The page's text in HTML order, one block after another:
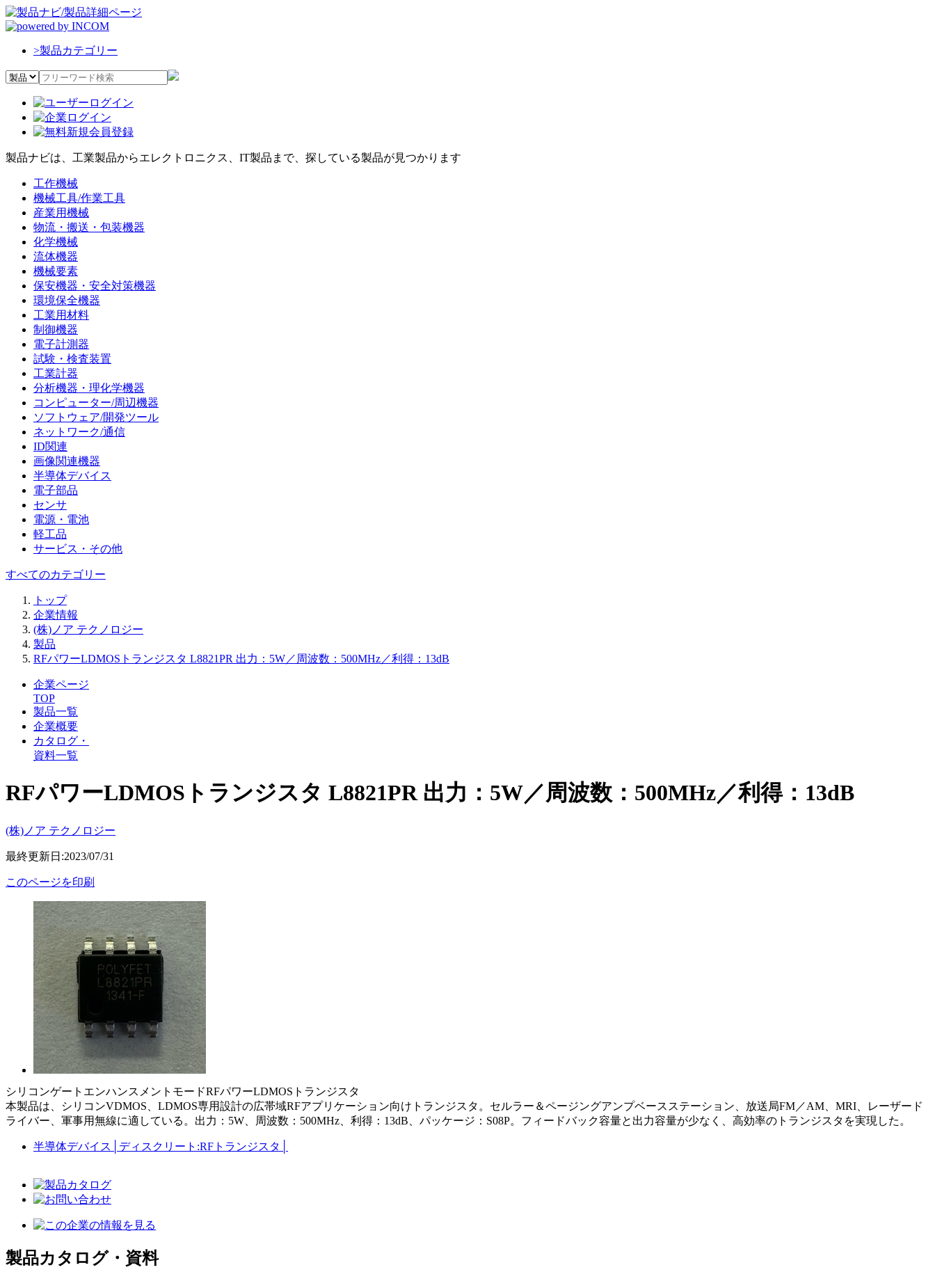
>製品カテゴリー
製品ナビは、工業製品からエレクトロニクス、IT製品まで、探している製品が見つかります
工作機械
機械工具/作業工具
産業用機械
物流・搬送・包装機器
化学機械
流体機器
機械要素
保安機器・安全対策機器
環境保全機器
工業用材料
制御機器
電子計測器
試験・検査装置
工業計器
分析機器・理化学機器
コンピューター/周辺機器
ソフトウェア/開発ツール
ネットワーク/通信
ID関連
画像関連機器
半導体デバイス
電子部品
センサ
電源・電池
軽工品
サービス・その他
すべてのカテゴリー
トップ
企業情報
(株)ノア テクノロジー
製品
RFパワーLDMOSトランジスタ L8821PR 出力：5W／周波数：500MHz／利得：13dB
企業ページ
TOP
製品一覧
企業概要
カタログ・
資料一覧
RFパワーLDMOSトランジスタ L8821PR 出力：5W／周波数：500MHz／利得：13dB
(株)ノア テクノロジー
最終更新日:2023/07/31
このページを印刷
シリコンゲートエンハンスメントモードRFパワーLDMOSトランジスタ
本製品は、シリコンVDMOS、LDMOS専用設計の広帯域RFアプリケーション向けトランジスタ。セルラー＆ページングアンプベースステーション、放送局FM／AM、MRI、レーザード
ライバー、軍事用無線に適している。出力：5W、周波数：500MHz、利得：13dB、パッケージ：S08P。フィードバック容量と出力容量が少なく、高効率のトランジスタを実現した。
半導体デバイス ディスクリート:RFトランジスタ
製品カタログ・資料